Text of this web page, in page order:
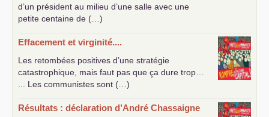
d’un président au milieu d’une salle avec une
petite centaine de (…)
Effacement et virginité....
Les retombées positives d’une stratégie
catastrophique, mais faut pas que ça dure trop…
... Les communistes sont (…)
Résultats : déclaration d’André Chassaigne